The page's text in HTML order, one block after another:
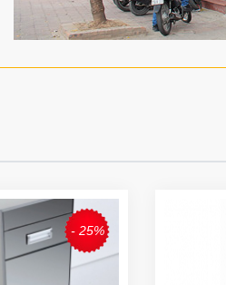
- 25%